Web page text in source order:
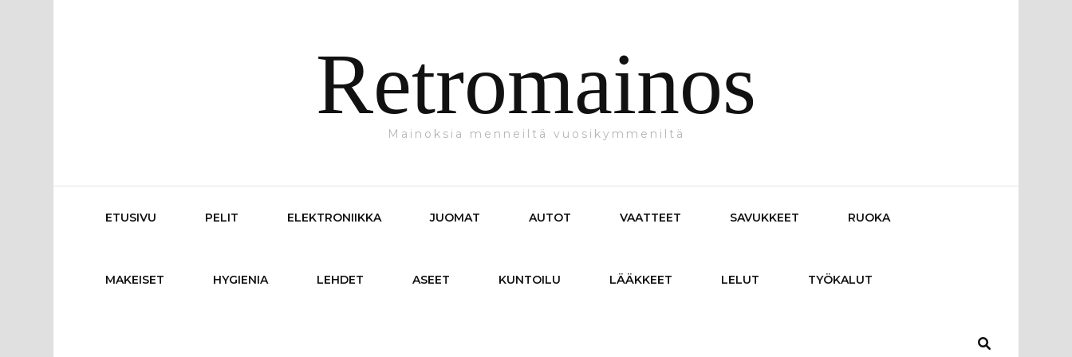
Retromainos
Mainoksia menneiltä vuosikymmeniltä
ETUSIVU PELIT ELEKTRONIIKKA JUOMAT AUTOT VAATTEET SAVUKKEET RUOKA
MAKEISET HYGIENIA LEHDET ASEET KUNTOILU LÄÄKKEET LELUT TYÖKALUT